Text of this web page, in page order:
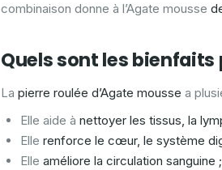
combinaison donne à l’Agate mousse
Quels sont les bienfaits
La pierre roulée d’Agate mousse a
Elle aide à nettoyer les tissus, la
Elle renforce le cœur, le système
Elle améliore la circulation sanguine ;